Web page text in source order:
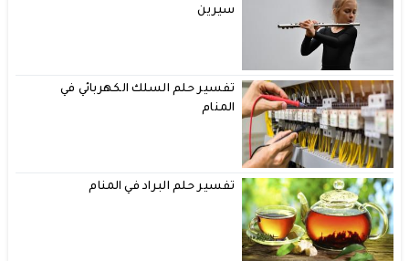
سيرين
تفسير حلم السلك الكهربائي في
المنام
تفسير حلم البراد في المنام